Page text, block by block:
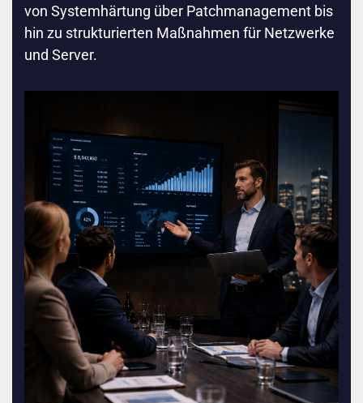
von Systemhärtung über Patchmanagement bis
hin zu strukturierten Maßnahmen für Netzwerke
und Server.